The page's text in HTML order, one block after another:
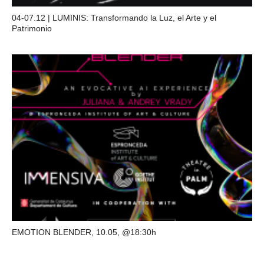
04-07.12 | LUMINIS: Transformando la Luz, el Arte y el
Patrimonio
EMOTION BLENDER, 10.05, @18:30h